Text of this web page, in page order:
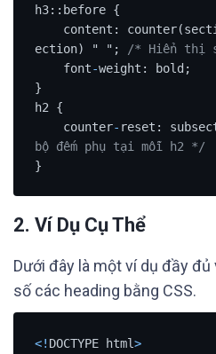
h3::before {
ection) " ";
/* Hiển thị
    font
-weight: bold;
}
h2 {
    counter
- reset:
bộ đếm phụ tại mỗi h2 */
}
2. Ví Dụ Cụ Thể
Dưới đây là một ví dụ đầy
số các heading bằng CSS.
<! DOCTYPE html>